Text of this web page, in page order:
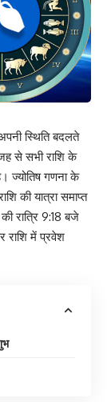
स्थिति बदलते
से सभी राशि के
ज्योतिष गणना के
की यात्रा समाप्त
रात्रि 9:18 बजे
राशि में प्रवेश